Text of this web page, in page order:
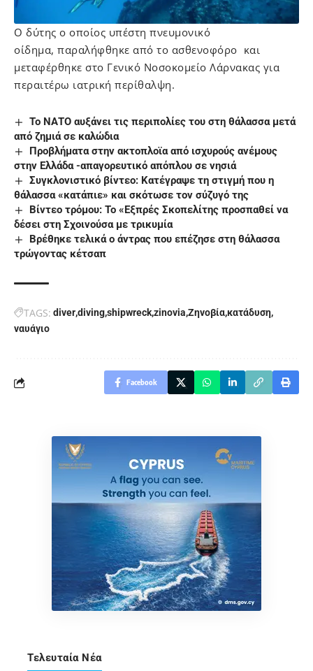
Ο δύτης ο οποίος υπέστη πνευμονικό
οίδημα, παραλήφθηκε από το ασθενοφόρο και
μεταφέρθηκε στο Γενικό Νοσοκομείο Λάρνακας για
περαιτέρω ιατρική περίθαλψη.
Το ΝΑΤΟ αυξάνει τις περιπολίες του στη θάλασσα μετά
από ζημιά σε καλώδια
Προβλήματα στην ακτοπλοϊα από ισχυρούς ανέμους
στην Ελλάδα -απαγορευτικό απόπλου σε νησιά
Συγκλονιστικό βίντεο: Κατέγραψε τη στιγμή που η
θάλασσα «κατάπιε» και σκότωσε τον σύζυγό της
Βίντεο τρόμου: To «Εξπρές Σκοπελίτης προσπαθεί να
δέσει στη Σχοινούσα με τρικυμία
Βρέθηκε τελικά ο άντρας που επέζησε στη θάλασσα
τρώγοντας κέτσαπ
TAGS: diverdivingshipwreckzinovia Ζηνοβίακατάδυση
ναυάγιο
Facebook
Τελευταία Νέα